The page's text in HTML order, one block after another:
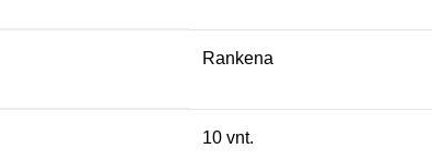
Rankena
10 vnt.